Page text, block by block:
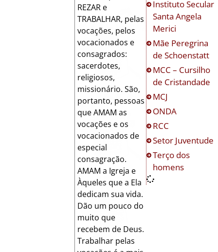
REZAR e
TRABALHAR, pelas
vocações, pelos
vocacionados e
consagrados:
sacerdotes,
religiosos,
missionário. São,
portanto, pessoas
que AMAM as
vocações e os
vocacionados de
especial
consagração.
AMAM a Igreja e
Àqueles que a Ela
dedicam sua vida.
Dão um pouco do
muito que
recebem de Deus.
Trabalhar pelas
Instituto Secular
Santa Angela
Merici
Mãe Peregrina
de Schoenstatt
MCC – Cursilho
de Cristandade
MCJ
ONDA
RCC
Setor Juventude
Terço dos
homens